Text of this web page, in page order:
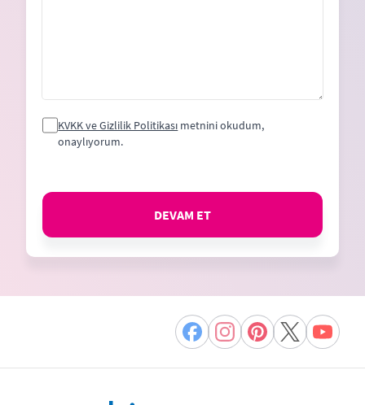
KVKK ve Gizlilik Politikası metnini okudum,
onaylıyorum.
DEVAM ET